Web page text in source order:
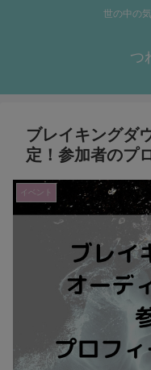
世の中の
つ
ブレイキングダ
定！参加者のプ
イベント